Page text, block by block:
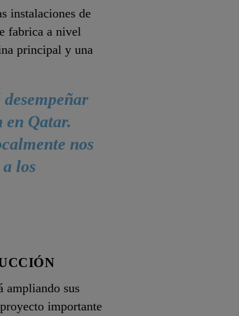
instalaciones de
fabrica a nivel
principal y una
en Qatar.
nos
los
ampliando sus
importante